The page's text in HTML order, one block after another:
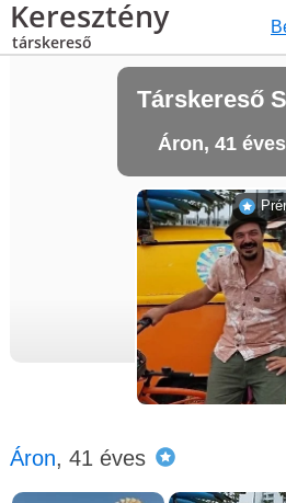
Keresztény
társkereső
Társkereső
Áron, 41
Áron, 41 éves